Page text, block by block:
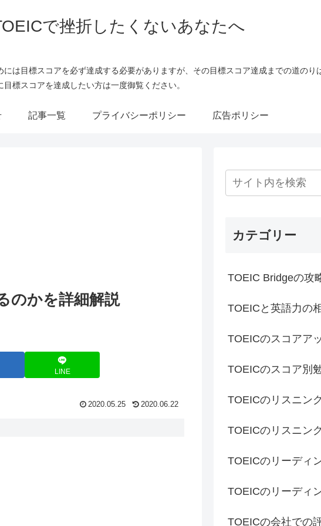
で挫折したくないあなたへ
は目標スコアを必ず達成する必要がありますが、その目標スコア達成までの道のり
目標スコアを達成したい方は一度御覧ください。
記事一覧 プライバシーポリシー 広告ポリシー
のかを詳細解説
LINE
2020.05.25 2020.06.22
カテゴリー
TOEIC Bridgeの攻
TOEICと英語力の
TOEICのスコアア
TOEICのスコア別
TOEICのリスニン
TOEICのリスニン
TOEICのリーディ
TOEICのリーディ
TOEICの会社での